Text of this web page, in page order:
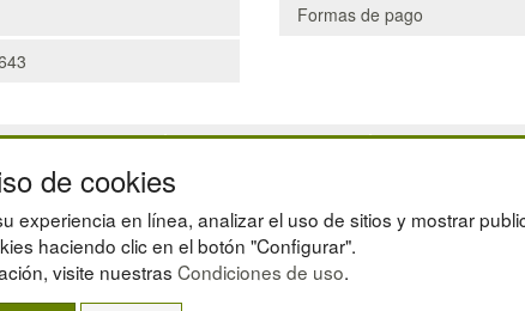
Formas de pago
MANUTENCIÓN
GESTIÓN DE RESIDUOS
LIQUIDACIÓN Y
LOTES DE NAVIDAD
de cookies
experiencia en línea, analizar el uso de sitios y mostrar
haciendo clic en el botón "Configurar".
visite nuestras Condiciones de uso.